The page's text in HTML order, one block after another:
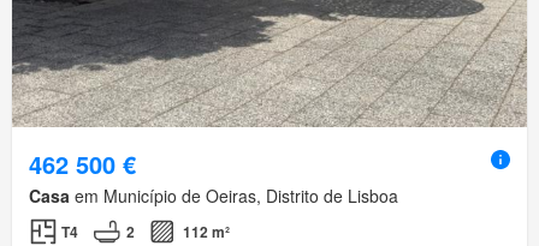
462 500 €
Casa em Município de Oeiras, Distrito de Lisboa
T4 2
112 m²